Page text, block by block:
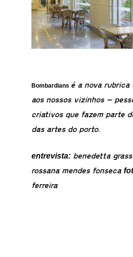
Bombardians é a nova rubrica
aos nossos vizinhos –
criativos que fazem parte
das artes do porto.
entrevista: benedetta
rossana mendes fonseca
ferreira